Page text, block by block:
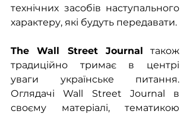
технічних засобів наступального
характеру, які будуть передавати.
The Wall Street Journal також
традиційно тримає в центрі
уваги українське питання.
Оглядачі Wall Street Journal в
своєму матеріалі, тематикою